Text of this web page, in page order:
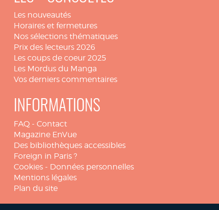
Les nouveautés
Horaires et fermetures
Nos sélections thématiques
Prix des lecteurs 2026
Les coups de coeur 2025
Les Mordus du Manga
Vos derniers commentaires
INFORMATIONS
FAQ - Contact
Magazine EnVue
Des bibliothèques accessibles
Foreign in Paris ?
Cookies - Données personnelles
Mentions légales
Plan du site